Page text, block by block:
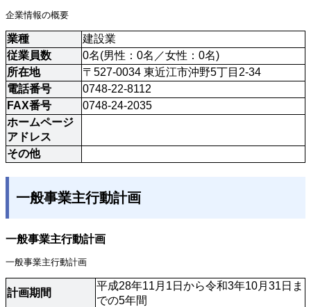
企業情報の概要
業種
建設業
従業員数
0名(男性：0名／女性：0名)
所在地
〒527-0034 東近江市沖野5丁目2-34
電話番号
0748-22-8112
FAX番号
0748-24-2035
ホームページ
アドレス
その他
一般事業主行動計画
一般事業主行動計画
一般事業主行動計画
計画期間
平成28年11月1日から令和3年10月31日ま
での5年間